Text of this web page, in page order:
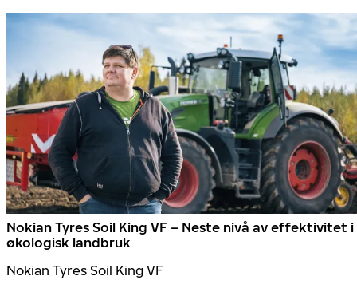
Nokian Tyres Soil King VF – Neste nivå av effektivitet i
økologisk landbruk
Nokian Tyres Soil King VF